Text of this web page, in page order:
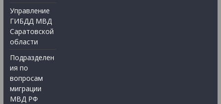
Управление
ГИБДД МВД
Саратовской
области
Подразделен
ия по
вопросам
миграции
МВД РФ